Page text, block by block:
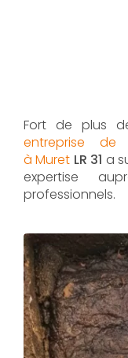
Fort de plus
entreprise de
à Muret LR 31 a
expertise
professionnels.